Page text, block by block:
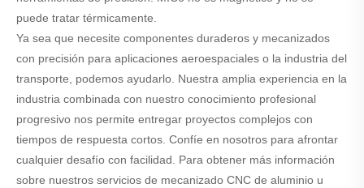
puede tratar térmicamente.
Ya sea que necesite componentes duraderos y mecanizados
con precisión para aplicaciones aeroespaciales o la industria del
transporte, podemos ayudarlo. Nuestra amplia experiencia en la
industria combinada con nuestro conocimiento profesional
progresivo nos permite entregar proyectos complejos con
tiempos de respuesta cortos. Confíe en nosotros para afrontar
cualquier desafío con facilidad. Para obtener más información
sobre nuestros servicios de mecanizado CNC de aluminio u